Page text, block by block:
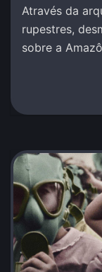
Através da
rupestres,
sobre a